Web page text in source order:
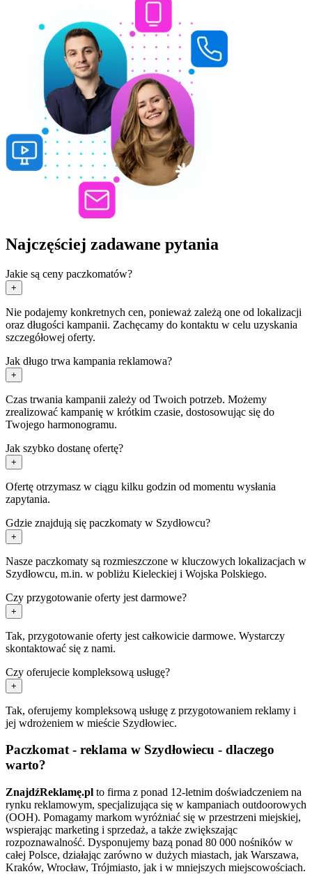
Najczęściej zadawane pytania
Jakie są ceny paczkomatów?
+
Nie podajemy konkretnych cen, ponieważ zależą one od lokalizacji
oraz długości kampanii. Zachęcamy do kontaktu w celu uzyskania
szczegółowej oferty.
Jak długo trwa kampania reklamowa?
+
Czas trwania kampanii zależy od Twoich potrzeb. Możemy
zrealizować kampanię w krótkim czasie, dostosowując się do
Twojego harmonogramu.
Jak szybko dostanę ofertę?
+
Ofertę otrzymasz w ciągu kilku godzin od momentu wysłania
zapytania.
Gdzie znajdują się paczkomaty w Szydłowcu?
+
Nasze paczkomaty są rozmieszczone w kluczowych lokalizacjach w
Szydłowcu, m.in. w pobliżu Kieleckiej i Wojska Polskiego.
Czy przygotowanie oferty jest darmowe?
+
Tak, przygotowanie oferty jest całkowicie darmowe. Wystarczy
skontaktować się z nami.
Czy oferujecie kompleksową usługę?
+
Tak, oferujemy kompleksową usługę z przygotowaniem reklamy i
jej wdrożeniem w mieście Szydłowiec.
Paczkomat - reklama w Szydłowiecu - dlaczego
warto?
ZnajdźReklamę.pl to firma z ponad 12-letnim doświadczeniem na
rynku reklamowym, specjalizująca się w kampaniach outdoorowych
(OOH). Pomagamy markom wyróżniać się w przestrzeni miejskiej,
wspierając marketing i sprzedaż, a także zwiększając
rozpoznawalność. Dysponujemy bazą ponad 80 000 nośników w
całej Polsce, działając zarówno w dużych miastach, jak Warszawa,
Kraków, Wrocław, Trójmiasto, jak i w mniejszych miejscowościach.